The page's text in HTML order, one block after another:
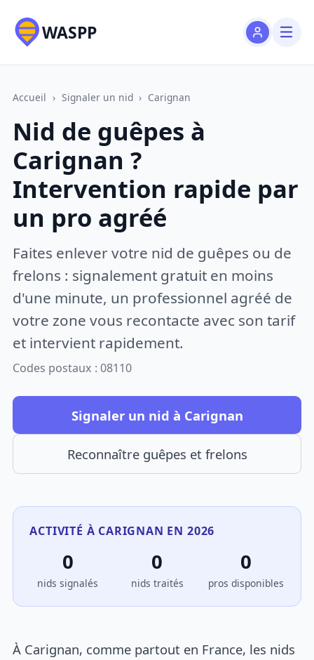
WASPP
Accueil › Signaler un nid › Carignan
Nid de guêpes à
Carignan ?
Intervention rapide par
un pro agréé
Faites enlever votre nid de guêpes ou de
frelons : signalement gratuit en moins
d'une minute, un professionnel agréé de
votre zone vous recontacte avec son tarif
et intervient rapidement.
Codes postaux : 08110
Signaler un nid à Carignan
Reconnaître guêpes et frelons
ACTIVITÉ À CARIGNAN EN 2026
0
nids signalés
0
nids traités
0
pros disponibles
À Carignan, comme partout en France, les nids